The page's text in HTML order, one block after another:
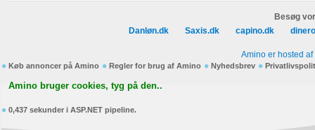
Besøg
Danløn.dk
Saxis.dk capino.dk
Amino er hosted af
Køb annoncer på Amino Regler for brug af Amino Nyhedsbrev
Amino bruger cookies, tyg på den..
0,437 sekunder i ASP.NET pipeline.